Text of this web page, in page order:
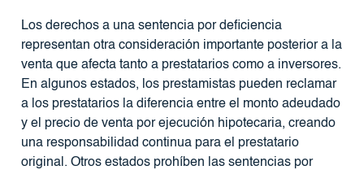
Los derechos a una sentencia por deficiencia
representan otra consideración importante posterior a la
venta que afecta tanto a prestatarios como a inversores.
En algunos estados, los prestamistas pueden reclamar
a los prestatarios la diferencia entre el monto adeudado
y el precio de venta por ejecución hipotecaria, creando
una responsabilidad continua para el prestatario
original. Otros estados prohíben las sentencias por